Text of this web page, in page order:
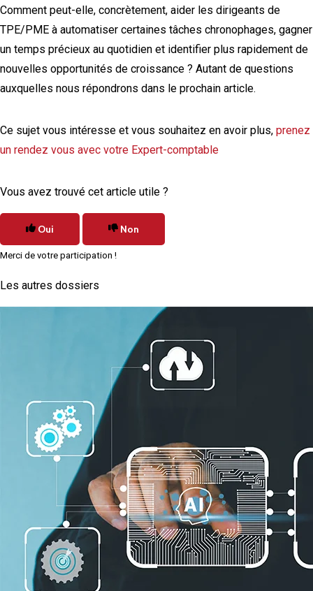
Comment peut-elle, concrètement, aider les dirigeants de
TPE/PME à automatiser certaines tâches chronophages, gagner
un temps précieux au quotidien et identifier plus rapidement de
nouvelles opportunités de croissance ? Autant de questions
auxquelles nous répondrons dans le prochain article.
Ce sujet vous intéresse et vous souhaitez en avoir plus, prenez
un rendez vous avec votre Expert-comptable
Vous avez trouvé cet article utile ?
Oui Non
Merci de votre participation !
Les autres dossiers